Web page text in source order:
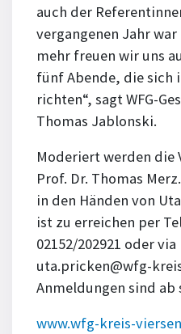
auch der
vergangenen Jahr
mehr freuen wir uns
fünf Abende, die sich
richten“, sagt WFG-
Thomas Jablonski.
Moderiert werden die
Prof. Dr. Thomas
in den Händen von
ist zu erreichen per
02152/202921 oder via
uta.pricken@wfg-
Anmeldungen sind
www.wfg-kreis-